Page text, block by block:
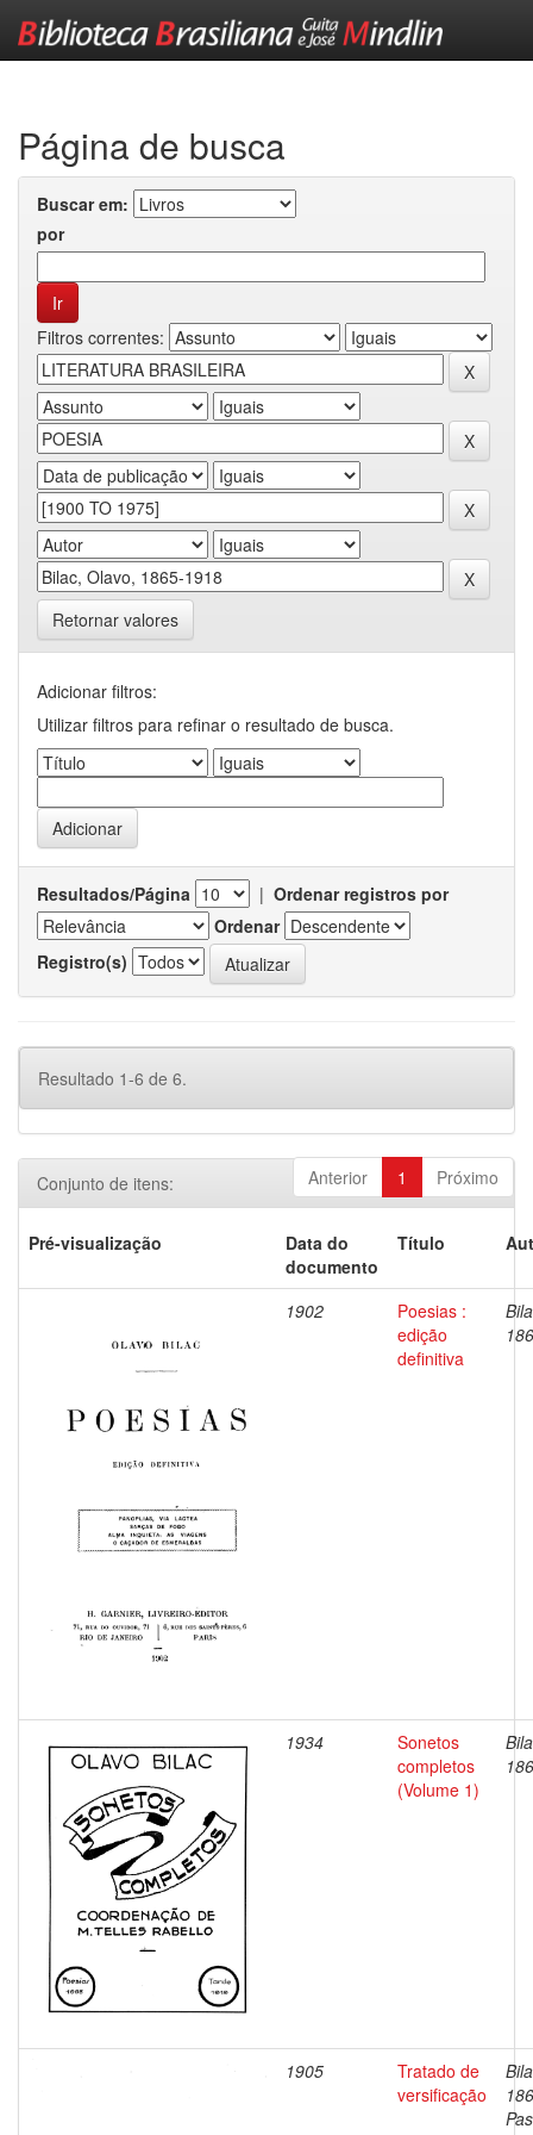
Página de busca
Buscar em:
por
Filtros correntes:
Retornar valores
Adicionar filtros:
Utilizar filtros para refinar o resultado de busca.
Resultados/Página | Ordenar registros por
Ordenar
Registro(s)
Resultado 1-6 de 6.
Anterior 1 Próximo
Conjunto de itens:
Pré-visualização
Data do
documento
Título
1902
Poesias :
edição
definitiva
1934
Sonetos
completos
(Volume 1)
1905
Tratado de
versificação